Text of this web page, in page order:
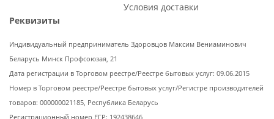
Условия доставки
Реквизиты
Индивидуальный предприниматель Здоровцов Максим Вениаминович
Беларусь Минск Профсоюзая, 21
Дата регистрации в Торговом реестре/Реестре бытовых услуг: 09.06.2015
Номер в Торговом реестре/Реестре бытовых услуг/Регистре производителей
товаров: 000000021185, Республика Беларусь
Регистрационный номер ЕГР: 192438646